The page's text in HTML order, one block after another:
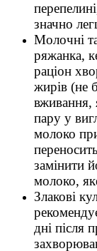
значно
Молочні
ряжанка,
раціон
жирів (не
вживання,
пару у
молоко
замінити
молоко,
Злакові
дні після